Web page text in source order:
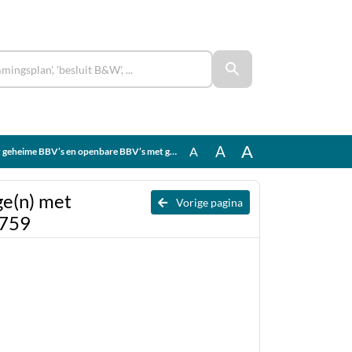
met geheime bijlage(n) met eindstation B&W of Raad – Geheimhouding tussentijds opgeheven 10264759 A A A
Vorige pagina
met